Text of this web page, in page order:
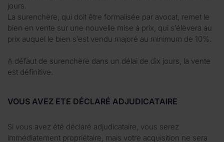
jours.
La surenchère, qui doit être formalisée par avocat, remet le
bien en vente sur une nouvelle mise à prix, qui s’élèvera au
prix auquel le bien s’est vendu majoré au minimum de 10%.
A défaut de surenchère dans un délai de dix jours, la vente
est définitive.
VOUS AVEZ ETE DÉCLARÉ ADJUDICATAIRE
Si vous avez été déclaré adjudicataire, vous serez
immédiatement propriétaire, mais votre acquisition ne sera